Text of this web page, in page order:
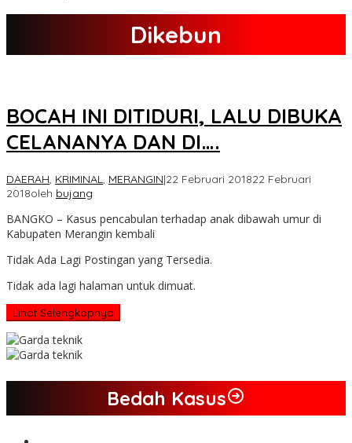
Dikebun
BOCAH INI DITIDURI, LALU DIBUKA
CELANANYA DAN DI….
DAERAH, KRIMINAL, MERANGIN|22 Februari 201822 Februari
2018oleh bujang
BANGKO – Kasus pencabulan terhadap anak dibawah umur di
Kabupaten Merangin kembali
Tidak Ada Lagi Postingan yang Tersedia.
Tidak ada lagi halaman untuk dimuat.
Lihat Selengkapnya
Bedah Kasus